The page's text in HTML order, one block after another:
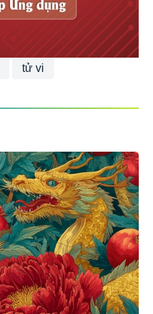
tử vi